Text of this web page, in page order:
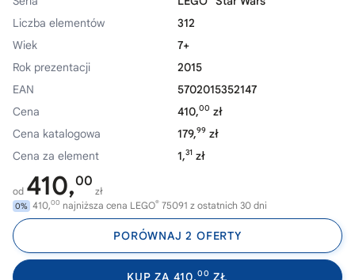
Liczba elementów
312
Wiek
7+
Rok prezentacji
2015
EAN
5702015352147
Cena
410,00 zł
Cena katalogowa
179,99 zł
Cena za element
1,31 zł
od 410,00
zł
0% 410,00 najniższa cena LEGO® 75091 z ostatnich 30 dni
PORÓWNAJ 2 OFERTY
KUP ZA 410,00 ZŁ